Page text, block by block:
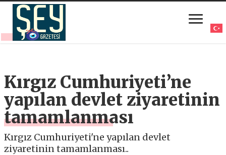
Kırgız Cumhuriyeti’ne
yapılan devlet ziyaretinin
tamamlanması
Kırgız Cumhuriyeti'ne yapılan devlet
ziyaretinin tamamlanması..